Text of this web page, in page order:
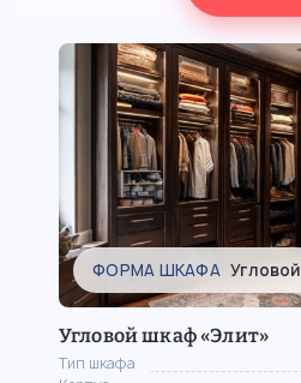
ФОРМА ШКАФА Угловой
Угловой шкаф «Элит»
Тип шкафа